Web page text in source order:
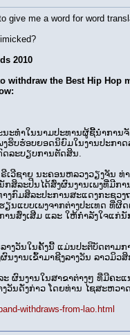
give me a word for word
2010
withdraw the Best Hip
ທຳ​ໃນ​ນາມ​ປະ­ທານຜູ້​ຊີ້​ນຳ​ການ­
ຮິບຮ໋ອບ​ຍອດ​ນິ­ຍົມ​ໃນ​ງານ​ປະ­ກ
ດ​ລະ­ບຽບການ​ຕັດ­ສິນ.
ເວີ​ຊາຍ ນະ­ຄອນ­ຫລວງວຽງ​ຈັ
ລະປິນ​ໄດ້​ສົ່ງ​ຜົນ­ງານ​ເພງ​ທີ່​ມີ​ກາ
ກົມ​ສິ­ລະ​ປະການ­ສະ­ແດງກະ­ຊວ
ຽນ​ແບບ​ເພງ​ຈາກ​ຕ່າງ­ປະ­ເທດ
ນ​ສົ່ງ­ເສີມ ແລະ ໃຫ້​ກຳ­ລັງ​ໃຈ​ແ
າ­ງວັນ​ໃນ​ຄັ້ງ​ນີ້ ແມ່ນ​ປະ­ຕິບັດ​ຕາ
ານ​ເຂົ້າມາ​ຊີງ​ລາ­ງວັນ ລາວ​ມິວ​ສິ
ຜົນ­ງານ​ໃນ​ສາ­ຂາ​ຕ່າງໆ ທີ່ມີ​ຄະ­
ວັນ​ດັ່ງ­ກ່າວ ໂດຍ​ທ່ານ ໄຊ​ສະ­ຫວາ
withdraws-from-lao.html